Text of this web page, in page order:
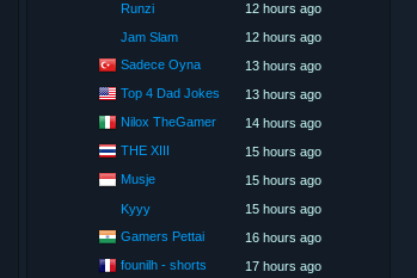
Runzi
12 hours ago
Jam Slam
12 hours ago
Sadece Oyna
13 hours ago
Top 4 Dad Jokes
13 hours ago
Nilox TheGamer
14 hours ago
THE XIII
15 hours ago
Musje
15 hours ago
Kyyy
15 hours ago
Gamers Pettai
16 hours ago
founilh - shorts
17 hours ago